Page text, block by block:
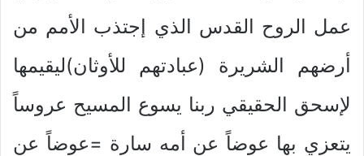
عمل الروح القدس الذي إجتذب الأمم من
أرضهم الشريرة (عبادتهم للأوثان)ليقيمها
لإسحق الحقيقي ربنا يسوع المسيح عروساً
يتعزي بها عوضاً عن أمه سارة =عوضاً عن